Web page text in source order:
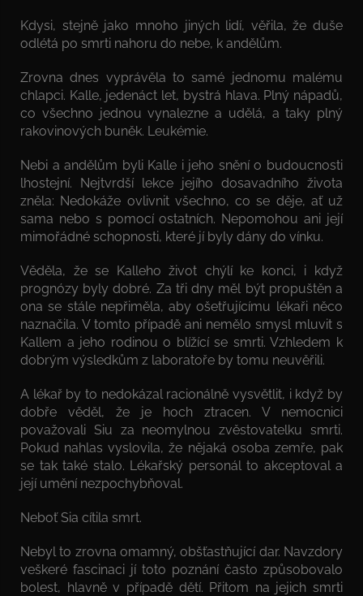
Kdysi, stejně jako mnoho jiných lidí, věřila, že duše
odlétá po smrti nahoru do nebe, k andělům.
Zrovna dnes vyprávěla to samé jednomu malému
chlapci. Kalle, jedenáct let, bystrá hlava. Plný nápadů,
co všechno jednou vynalezne a udělá, a taky plný
rakovinových buněk. Leukémie.
Nebi a andělům byli Kalle i jeho snění o budoucnosti
lhostejní. Nejtvrdší lekce jejího dosavadního života
zněla: Nedokáže ovlivnit všechno, co se děje, ať už
sama nebo s pomocí ostatních. Nepomohou ani její
mimořádné schopnosti, které jí byly dány do vínku.
Věděla, že se Kalleho život chýlí ke konci, i když
prognózy byly dobré. Za tři dny měl být propuštěn a
ona se stále nepřiměla, aby ošetřujícímu lékaři něco
naznačila. V tomto případě ani nemělo smysl mluvit s
Kallem a jeho rodinou o blížící se smrti. Vzhledem k
dobrým výsledkům z laboratoře by tomu neuvěřili.
A lékař by to nedokázal racionálně vysvětlit, i když by
dobře věděl, že je hoch ztracen. V nemocnici
považovali Siu za neomylnou zvěstovatelku smrti.
Pokud nahlas vyslovila, že nějaká osoba zemře, pak
se tak také stalo. Lékařský personál to akceptoval a
její umění nezpochybňoval.
Neboť Sia cítila smrt.
Nebyl to zrovna omamný, obšťastňující dar. Navzdory
veškeré fascinaci jí toto poznání často způsobovalo
bolest, hlavně v případě dětí. Přitom na jejich smrti